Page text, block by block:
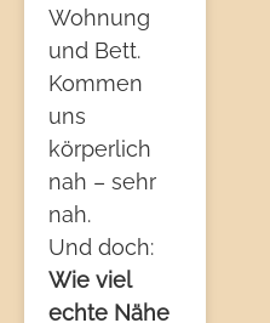
Wohnung
und Bett.
Kommen
uns
körperlich
nah – sehr
nah.
Und doch:
Wie viel
echte Nähe